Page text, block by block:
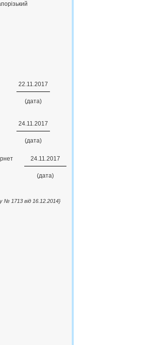
22.11.2017
(дата)
24.11.2017
(дата)
24.11.2017
(дата)
№ 1713 від 16.12.2014}